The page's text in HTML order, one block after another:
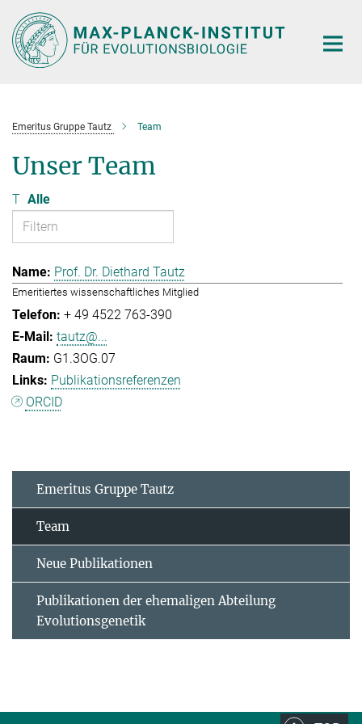
Hauptinhalt
Emeritus Gruppe Tautz Team
Unser Team
T Alle
Prof. Dr. Diethard Tautz
Emeritiertes wissenschaftliches Mitglied
+ 49 4522 763-390
tautz@...
G1.3OG.07
Publikationsreferenzen
ORCID
Emeritus Gruppe Tautz
Team
Neue Publikationen
Publikationen der ehemaligen Abteilung
Evolutionsgenetik